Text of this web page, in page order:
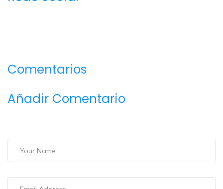
Comentarios
Añadir Comentario